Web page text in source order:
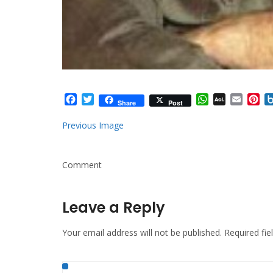
Facebook
TwitterShare Post WhatsApp
AOL Email
Previous Image
Comment
Leave a Reply
Your email address will not be published. Required